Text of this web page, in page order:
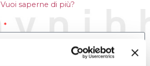
Vuoi saperne di più?